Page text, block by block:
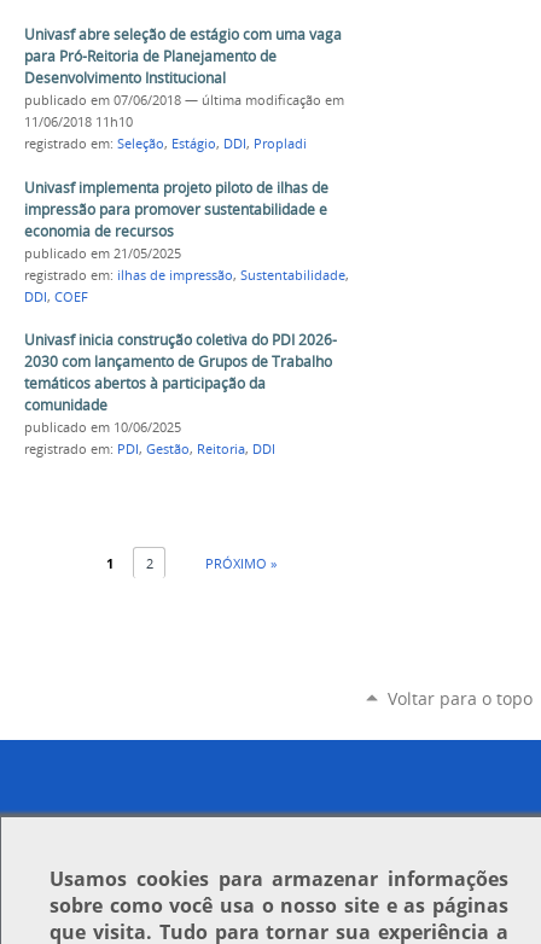
Univasf abre seleção de estágio com uma vaga
para Pró-Reitoria de Planejamento de
Desenvolvimento Institucional
publicado em 07/06/2018 — última modificação em
11/06/2018 11h10
registrado em: Seleção, Estágio, DDI, Propladi
Univasf implementa projeto piloto de ilhas de
impressão para promover sustentabilidade e
economia de recursos
publicado em 21/05/2025
registrado em: ilhas de impressão, Sustentabilidade,
DDI, COEF
Univasf inicia construção coletiva do PDI 2026-
2030 com lançamento de Grupos de Trabalho
temáticos abertos à participação da
comunidade
publicado em 10/06/2025
registrado em: PDI, Gestão, Reitoria, DDI
1 2 PRÓXIMO »
Voltar para o topo
Usamos cookiespara armazenar informações
sobre como você usa o nosso site e as páginas
que visita. Tudo para tornar sua experiência a